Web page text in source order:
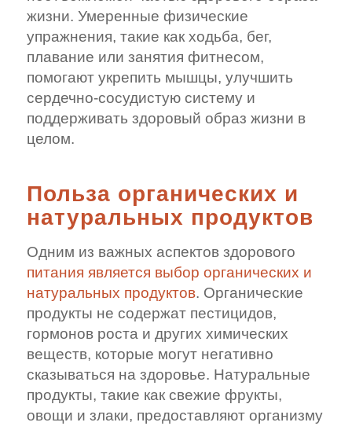
жизни. Умеренные физические
упражнения, такие как ходьба, бег,
плавание или занятия фитнесом,
помогают укрепить мышцы, улучшить
сердечно-сосудистую систему и
поддерживать здоровый образ жизни в
целом.
Польза органических и
натуральных продуктов
Одним из важных аспектов здорового
питания является выбор органических и
натуральных продуктов. Органические
продукты не содержат пестицидов,
гормонов роста и других химических
веществ, которые могут негативно
сказываться на здоровье. Натуральные
продукты, такие как свежие фрукты,
овощи и злаки, предоставляют организму